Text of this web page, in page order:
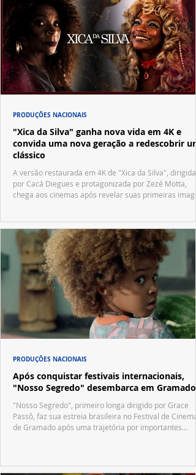
"Xica da Silva" ganha nova vida em 4K e
convida uma nova geração a redescobrir um
clássico
A versão restaurada em 4K de "Xica da Silva", dirigida
por Cacá Diegues e protagonizada por Zezé Motta,
chega aos cinemas após revelar suas primeiras
PRODUÇÕES NACIONAIS
Após conquistar festivais internacionais,
"Nosso Segredo" desembarca em Gramado
"Nosso Segredo", primeiro longa dirigido por Grace
Passô, faz sua estreia brasileira no Festival de Cinema
de Gramado após uma trajetória por importantes
PRODUÇÕES NACIONAIS